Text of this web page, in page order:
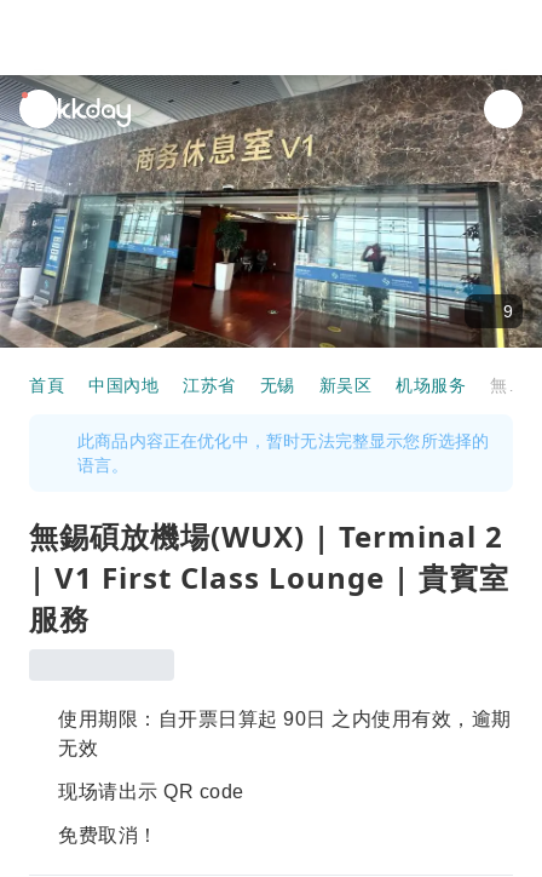
unread
notifications
9
首頁 中国內地 江苏省 无锡 新吴区 机场服务
此商品内容正在优化中，暂时无法完整显示您所选择的
语言。
無錫碩放機場(WUX) | Terminal 2
| V1 First Class Lounge | 貴賓室
服務
使用期限：自开票日算起 90日 之内使用有效，逾期
无效
现场请出示 QR code
免费取消！